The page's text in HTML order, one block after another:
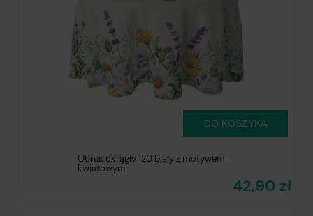
Obrus okrągły 120 biały z motywem
kwiatowym
42,90 zł
DO KOSZYKA